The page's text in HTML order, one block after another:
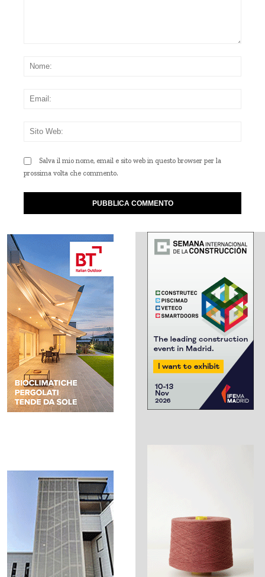
Salva il mio nome, email e sito web in questo browser per la
prossima volta che commento.